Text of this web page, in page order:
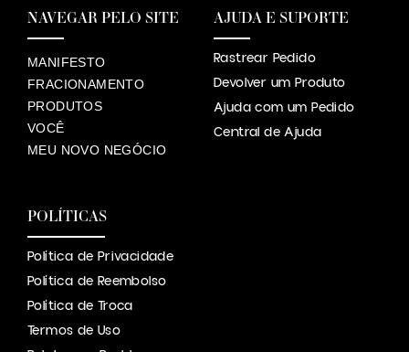
NAVEGAR PELO SITE
MANIFESTO
FRACIONAMENTO
PRODUTOS
VOCÊ
MEU NOVO NEGÓCIO
AJUDA E SUPORTE
Rastrear Pedido
Devolver um Produto
Ajuda com um Pedido
Central de Ajuda
POLÍTICAS
Política de Privacidade
Política de Reembolso
Política de Troca
Termos de Uso